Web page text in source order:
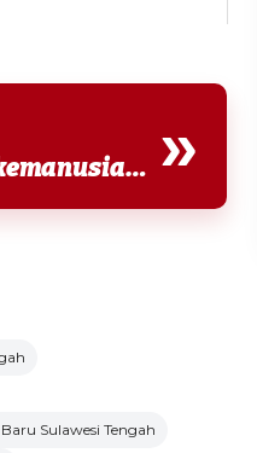
Sebagai organisasi yang fokus pada kegiatan sosial dan kemanusiaan, Yayasan Insan Cita... »
Sulawesi Tengah